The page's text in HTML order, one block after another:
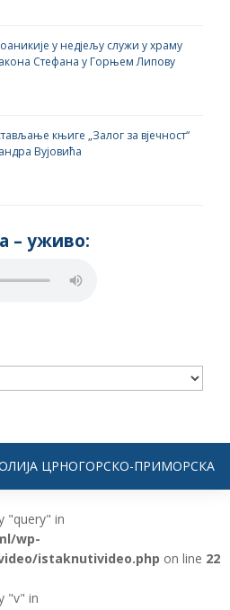
у недјељу служи у храму
Стефана у Горњем Липову
књиге „Залог за вјечност“
Вујовића
– yживо:
ЦРНОГОРСКО-ПРИМОРСКА
"query" in
wp-
istaknutivideo.php on line 22
"v" in